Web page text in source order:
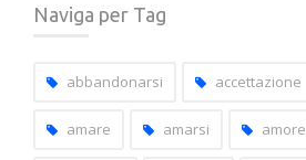
post
capitoli
Naviga per Tag
abbandonarsi accettazione
amare amarsi amore